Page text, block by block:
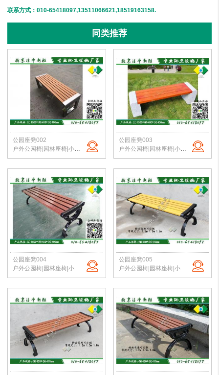
联系方式：010-65418097,13511066621,18519163158.
同类推荐
公园座凳002
户外公园椅|园林座椅|小区路椅|公园长椅|校园户外椅|洁净新雅 定制批发
公园座凳003
户外公园椅|园林座椅|小区路椅|公园长椅|校园户外椅|洁净新雅 定制批发
公园座凳004
户外公园椅|园林座椅|小区路椅|公园长椅|校园户外椅|洁净新雅 定制批发
公园座凳005
户外公园椅|园林座椅|小区路椅|公园长椅|校园户外椅|洁净新雅 定制批发